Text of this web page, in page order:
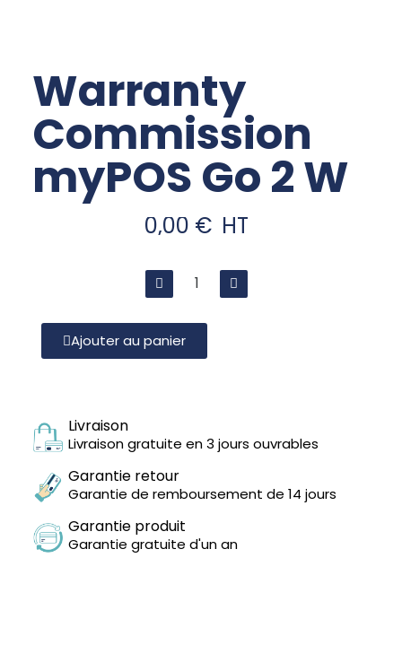
Warranty
Commission
myPOS Go 2 W
0,00 € HT
Ajouter au panier
Livraison
Livraison gratuite en 3 jours ouvrables
Garantie retour
Garantie de remboursement de 14 jours
Garantie produit
Garantie gratuite d'un an